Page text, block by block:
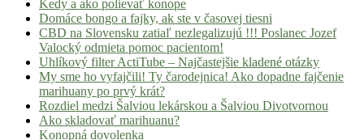
Kedy a ako polievať konope
Domáce bongo a fajky, ak ste v časovej tiesni
CBD na Slovensku zatiaľ nezlegalizujú !!! Poslanec Jozef
Valocký odmieta pomoc pacientom!
Uhlíkový filter ActiTube – Najčastejšie kladené otázky
My sme ho vyfajčili! Ty čarodejnica! Ako dopadne fajčenie
marihuany po prvý krát?
Rozdiel medzi Šalviou lekárskou a Šalviou Divotvornou
Ako skladovať marihuanu?
Konopná dovolenka